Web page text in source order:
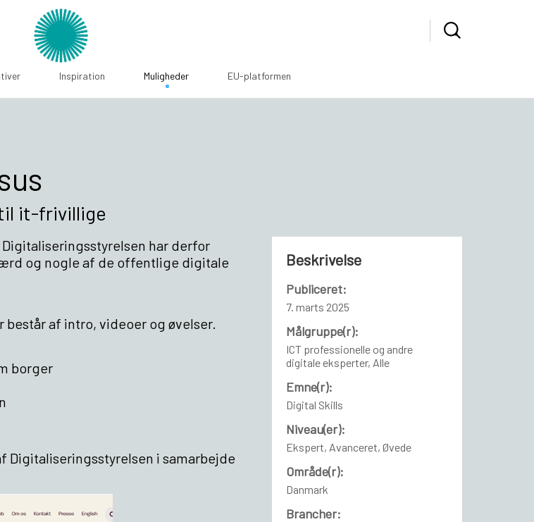
Inspiration Muligheder EU-platformen
it-frivillige
har derfor
og nogle af de offentlige digitale
af intro, videoer og øvelser.
borger
i samarbejde
Beskrivelse
Publiceret:
7. marts 2025
Målgruppe(r):
ICT professionelle og andre
digitale eksperter, Alle
Emne(r):
Digital Skills
Niveau(er):
Ekspert, Avanceret, Øvede
Område(r):
Danmark
Brancher: